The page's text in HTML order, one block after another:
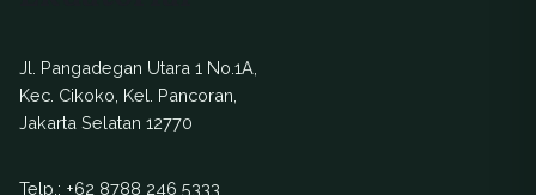
Jl. Pangadegan Utara 1 No.1A,
Kec. Cikoko, Kel. Pancoran,
Jakarta Selatan 12770
Telp.: +62 8788 246 5333